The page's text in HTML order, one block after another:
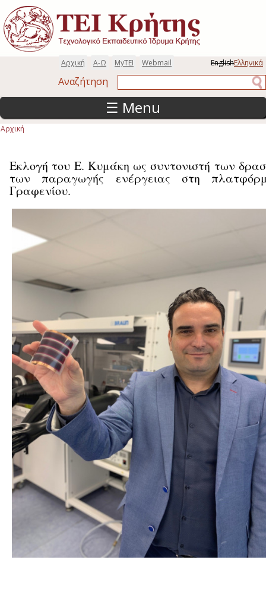
Παράκαμψη προς το κυρίως περιεχόμενο
EnglishΕλληνικά
Webmail
MyTEI
Α-Ω
Αρχική
Αναζήτηση
☰ Menu
Αρχική
Εκλογή του Ε. Κυμάκη ως συντονιστή των
των παραγωγής ενέργειας στη
Γραφενίου.